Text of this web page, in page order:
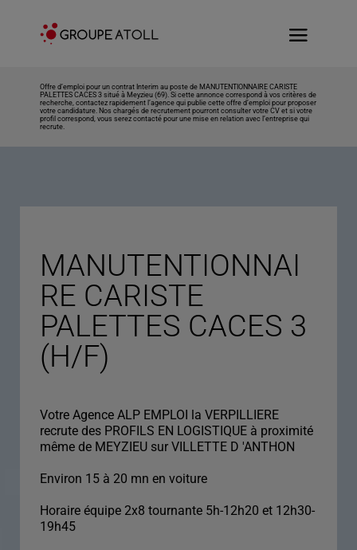
Offre d’emploi pour un contrat Interim au poste de MANUTENTIONNAIRE CARISTE
PALETTES CACES 3 situé à Meyzieu (69). Si cette annonce correspond à vos critères de
recherche, contactez rapidement l’agence qui publie cette offre d’emploi pour proposer
votre candidature. Nos chargés de recrutement pourront consulter votre CV et si votre
profil correspond, vous serez contacté pour une mise en relation avec l’entreprise qui
recrute.
MANUTENTIONNAI
RE CARISTE
PALETTES CACES 3
(H/F)
Votre Agence ALP EMPLOI la VERPILLIERE
recrute des PROFILS EN LOGISTIQUE à proximité
même de MEYZIEU sur VILLETTE D 'ANTHON
Environ 15 à 20 mn en voiture
Horaire équipe 2x8 tournante 5h-12h20 et 12h30-
19h45